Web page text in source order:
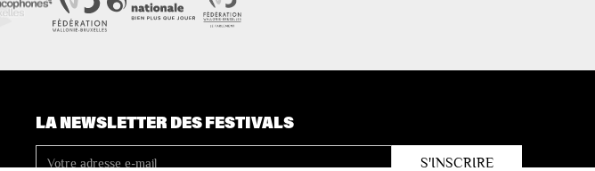
LA NEWSLETTER DES FESTIVALS